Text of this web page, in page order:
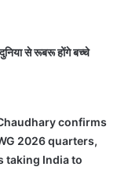
से रूबरू होंगे बच्चे
confirms
2026 quarters,
taking India to